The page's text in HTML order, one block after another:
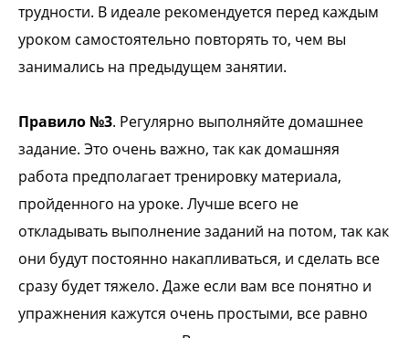
трудности. В идеале рекомендуется перед каждым
уроком самостоятельно повторять то, чем вы
занимались на предыдущем занятии.
Правило №3. Регулярно выполняйте домашнее
задание. Это очень важно, так как домашняя
работа предполагает тренировку материала,
пройденного на уроке. Лучше всего не
откладывать выполнение заданий на потом, так как
они будут постоянно накапливаться, и сделать все
сразу будет тяжело. Даже если вам все понятно и
упражнения кажутся очень простыми, все равно